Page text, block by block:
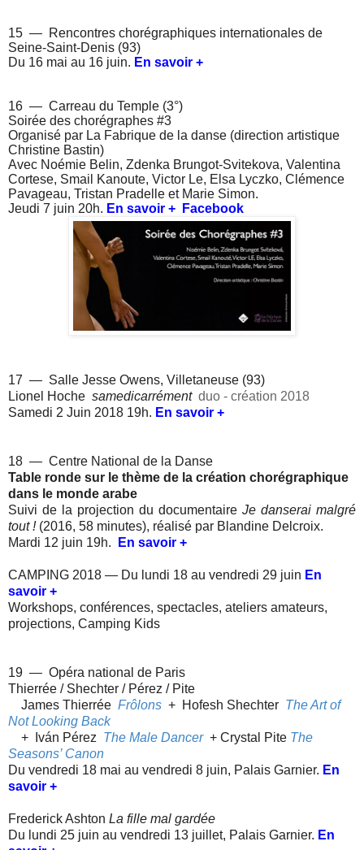
15 — Rencontres chorégraphiques internationales de
Seine-Saint-Denis (93)
Du 16 mai au 16 juin. En savoir +
16 — Carreau du Temple (3°)
Soirée des chorégraphes #3
Organisé par La Fabrique de la danse (direction artistique
Christine Bastin)
Avec Noémie Belin, Zdenka Brungot-Svitekova, Valentina
Cortese, Smail Kanoute, Victor Le, Elsa Lyczko, Clémence
Pavageau, Tristan Pradelle et Marie Simon.
Jeudi 7 juin 20h. En savoir + Facebook
17 — Salle Jesse Owens, Villetaneuse (93)
Lionel Hoche samedicarrément duo - création 2018
Samedi 2 Juin 2018 19h. En savoir +
18 — Centre National de la Danse
Table ronde sur le thème de la création chorégraphique
dans le monde arabe
Suivi de la projection du documentaire Je danserai malgré
tout !(2016, 58 minutes), réalisé par Blandine Delcroix.
Mardi 12 juin 19h.
En savoir +
CAMPING 2018 — Du lundi 18 au vendredi 29 juin En
savoir +
Workshops, conférences, spectacles, ateliers amateurs,
projections, Camping Kids
19 — Opéra national de Paris
Thierrée / Shechter / Pérez / Pite
James Thierrée Frôlons + Hofesh Shechter The Art of
Not Looking Back
+ Iván Pérez The Male Dancer + Crystal Pite The
Seasons’ Canon
Du vendredi 18 mai au vendredi 8 juin, Palais Garnier. En
savoir +
Frederick Ashton La fille mal gardée
Du lundi 25 juin au vendredi 13 juillet, Palais Garnier. En